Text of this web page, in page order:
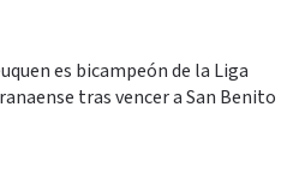
es bicampeón de la Liga
tras vencer a San Benito